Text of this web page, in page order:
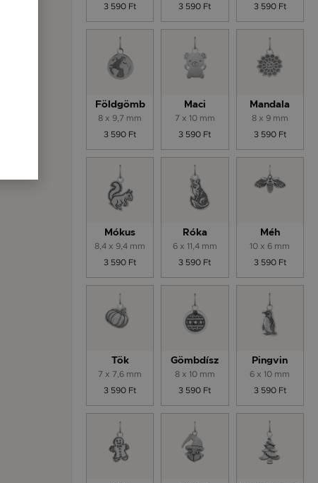
3 590 Ft
3 590 Ft
3 590 Ft
Földgömb
8 x 9,7 mm
3 590 Ft
Maci
7 x 10 mm
3 590 Ft
Mandala
8 x 9 mm
3 590 Ft
Mókus
8,4 x 9,4 mm
3 590 Ft
Róka
6 x 11,4 mm
3 590 Ft
Méh
10 x 6 mm
3 590 Ft
Tök
7 x 7,6 mm
3 590 Ft
Gömbdísz
8 x 10 mm
3 590 Ft
Pingvin
6 x 10 mm
3 590 Ft